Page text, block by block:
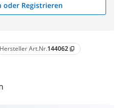
Hersteller Art.Nr.144062 content_copy
oder Registrieren